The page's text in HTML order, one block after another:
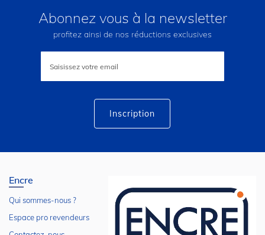
Abonnez vous à la newsletter
profitez ainsi de nos réductions exclusives
lettre
Inscription
Encre
Qui sommes-nous ?
Espace pro revendeurs